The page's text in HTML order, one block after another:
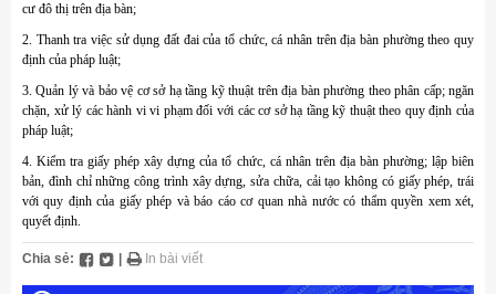
cư đô thị trên địa bàn;
2. Thanh tra việc sử dụng đất đai của tổ chức, cá nhân trên địa bàn phường theo quy
định của pháp luật;
3. Quản lý và bảo vệ cơ sở hạ tầng kỹ thuật trên địa bàn phường theo phân cấp; ngăn
chặn, xử lý các hành vi vi phạm đối với các cơ sở hạ tầng kỹ thuật theo quy định của
pháp luật;
4. Kiểm tra giấy phép xây dựng của tổ chức, cá nhân trên địa bàn phường; lập biên
bản, đình chỉ những công trình xây dựng, sửa chữa, cải tạo không có giấy phép, trái
với quy định của giấy phép và báo cáo cơ quan nhà nước có thẩm quyền xem xét,
quyết định.
Chia sẻ: In bài viết